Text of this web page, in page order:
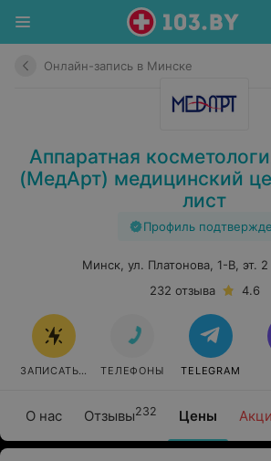
Онлайн-запись в Минске
Аппаратная
(МедАрт) медицинский
лист
Профиль
О нас Отзывы232 Цены
Минск, ул. Платонова, 1-В, эт. 2
232 отзыва
4.6
ЗАПИСАТЬСЯ ОНЛАЙН
ТЕЛЕФОНЫ TELEGRAM